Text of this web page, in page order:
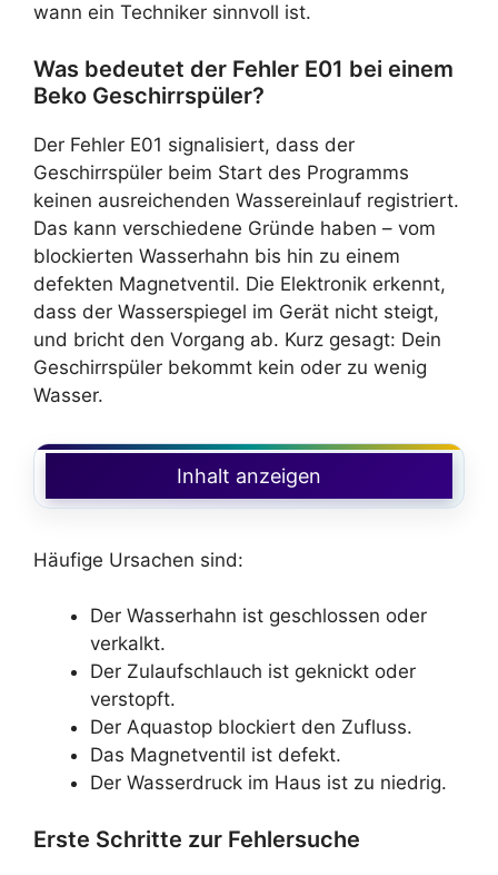
wann ein Techniker sinnvoll ist.
Was bedeutet der Fehler E01 bei einem
Beko Geschirrspüler?
Der Fehler E01 signalisiert, dass der
Geschirrspüler beim Start des Programms
keinen ausreichenden Wassereinlauf registriert.
Das kann verschiedene Gründe haben – vom
blockierten Wasserhahn bis hin zu einem
defekten Magnetventil. Die Elektronik erkennt,
dass der Wasserspiegel im Gerät nicht steigt,
und bricht den Vorgang ab. Kurz gesagt: Dein
Geschirrspüler bekommt kein oder zu wenig
Wasser.
Inhalt anzeigen
Häufige Ursachen sind:
Der Wasserhahn ist geschlossen oder
verkalkt.
Der Zulaufschlauch ist geknickt oder
verstopft.
Der Aquastop blockiert den Zufluss.
Das Magnetventil ist defekt.
Der Wasserdruck im Haus ist zu niedrig.
Erste Schritte zur Fehlersuche